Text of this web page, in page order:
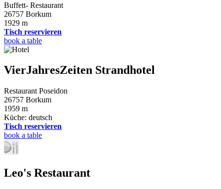
Buffett- Restaurant
26757 Borkum
1929 m
Tisch reservieren
book a table
VierJahresZeiten Strandhotel
Restaurant Poseidon
26757 Borkum
1959 m
Küche: deutsch
Tisch reservieren
book a table
Leo's Restaurant